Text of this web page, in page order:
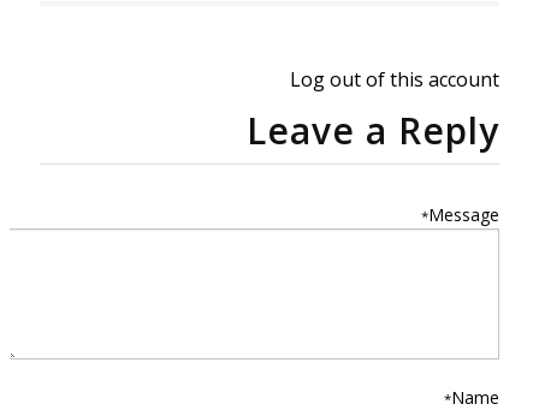
Log out of this account
Leave a Reply
Message
*
Name
*